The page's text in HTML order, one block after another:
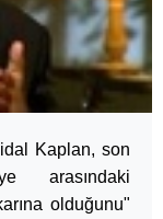
Kaplan, son
arasındaki
olduğunu"